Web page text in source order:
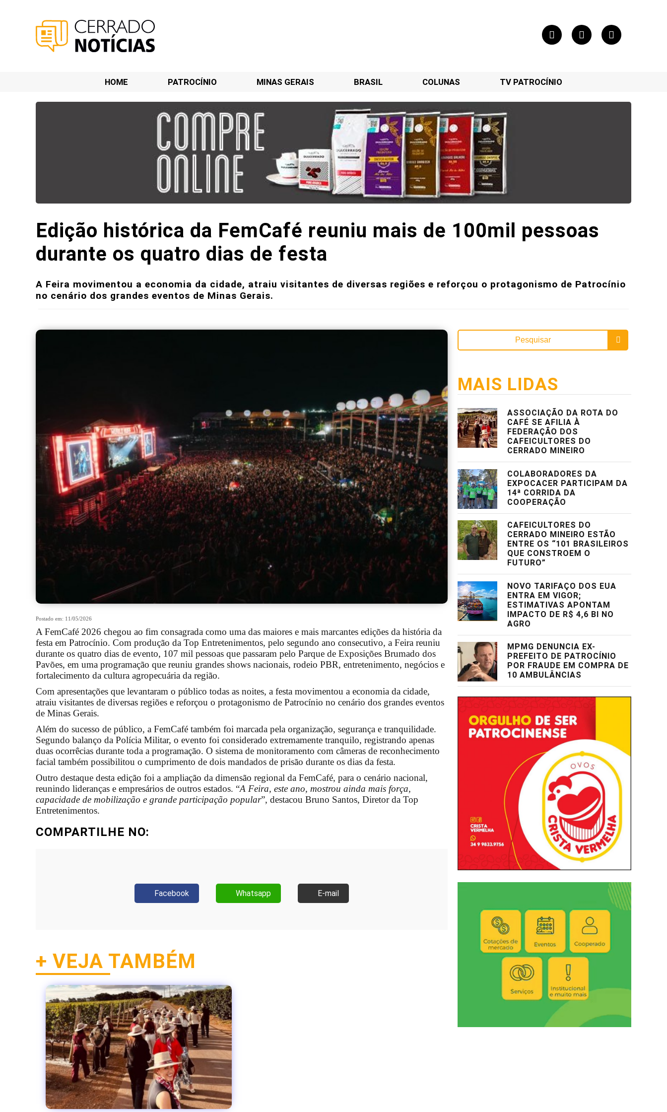
HOME PATROCÍNIO MINAS GERAIS BRASIL COLUNAS TV PATROCÍNIO
Edição histórica da FemCafé reuniu mais de 100mil pessoas
durante os quatro dias de festa
A Feira movimentou a economia da cidade, atraiu visitantes de diversas regiões e reforçou o protagonismo de Patrocínio
no cenário dos grandes eventos de Minas Gerais.
Postado em: 11/05/2026
A FemCafé 2026 chegou ao fim consagrada como uma das maiores e mais marcantes edições da história da
festa em Patrocínio. Com produção da Top Entretenimentos, pelo segundo ano consecutivo, a Feira reuniu
durante os quatro dias de evento, 107 mil pessoas que passaram pelo Parque de Exposições Brumado dos
Pavões, em uma programação que reuniu grandes shows nacionais, rodeio PBR, entretenimento, negócios e
fortalecimento da cultura agropecuária da região.
Com apresentações que levantaram o público todas as noites, a festa movimentou a economia da cidade,
atraiu visitantes de diversas regiões e reforçou o protagonismo de Patrocínio no cenário dos grandes eventos
de Minas Gerais.
Além do sucesso de público, a FemCafé também foi marcada pela organização, segurança e tranquilidade.
Segundo balanço da Polícia Militar, o evento foi considerado extremamente tranquilo, registrando apenas
duas ocorrêcias durante toda a programação. O sistema de monitoramento com câmeras de reconhecimento
facial também possibilitou o cumprimento de dois mandados de prisão durante os dias da festa.
Outro destaque desta edição foi a ampliação da dimensão regional da FemCafé, para o cenário nacional,
reunindo lideranças e empresários de outros estados. “A Feira, este ano, mostrou ainda mais força,
capacidade de mobilização e grande participação popular”, destacou Bruno Santos, Diretor da Top
Entretenimentos.
COMPARTILHE NO:
Facebook Whatsapp E-mail
+ VEJA TAMBÉM
MAIS LIDAS
ASSOCIAÇÃO DA ROTA DO
CAFÉ SE AFILIA À
FEDERAÇÃO DOS
CAFEICULTORES DO
CERRADO MINEIRO
COLABORADORES DA
EXPOCACER PARTICIPAM DA
14ª CORRIDA DA
COOPERAÇÃO
CAFEICULTORES DO
CERRADO MINEIRO ESTÃO
ENTRE OS “101 BRASILEIROS
QUE CONSTROEM O
FUTURO”
NOVO TARIFAÇO DOS EUA
ENTRA EM VIGOR;
ESTIMATIVAS APONTAM
IMPACTO DE R$ 4,6 BI NO
AGRO
MPMG DENUNCIA EX-
PREFEITO DE PATROCÍNIO
POR FRAUDE EM COMPRA DE
10 AMBULÂNCIAS